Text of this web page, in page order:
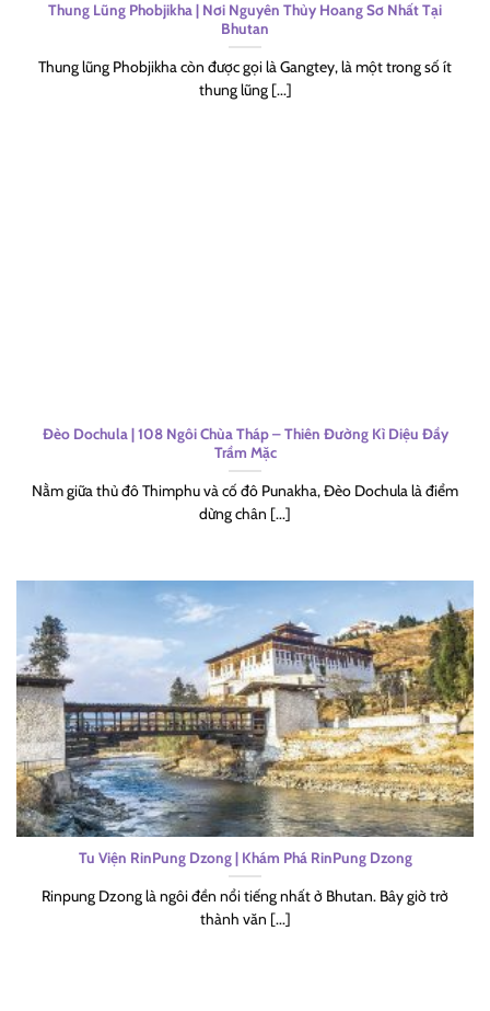
Thung Lũng Phobjikha | Nơi Nguyên Thủy Hoang Sơ Nhất Tại
Bhutan
Thung lũng Phobjikha còn được gọi là Gangtey, là một trong số ít
thung lũng [...]
Đèo Dochula | 108 Ngôi Chùa Tháp – Thiên Đường Kì Diệu Đầy
Trầm Mặc
Nằm giữa thủ đô Thimphu và cố đô Punakha, Đèo Dochula là điểm
dừng chân [...]
Tu Viện RinPung Dzong | Khám Phá RinPung Dzong
Rinpung Dzong là ngôi đền nổi tiếng nhất ở Bhutan. Bây giờ trở
thành văn [...]